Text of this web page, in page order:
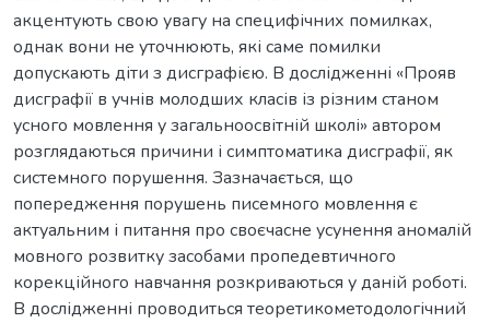
акцентують свою увагу на специфічних помилках,
однак вони не уточнюють, які саме помилки
допускають діти з дисграфією. В дослідженні «Прояв
дисграфії в учнів молодших класів із різним станом
усного мовлення у загальноосвітній школі» автором
розглядаються причини і симптоматика дисграфії, як
системного порушення. Зазначається, що
попередження порушень писемного мовлення є
актуальним і питання про своєчасне усунення аномалій
мовного розвитку засобами пропедевтичного
корекційного навчання розкриваються у даній роботі.
В дослідженні проводиться теоретикометодологічний